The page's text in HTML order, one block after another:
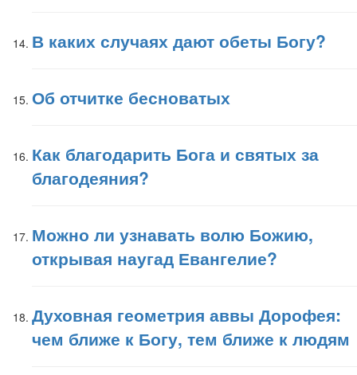
В каких случаях дают обеты Богу?
Об отчитке бесноватых
Как благодарить Бога и святых за
благодеяния?
Можно ли узнавать волю Божию,
открывая наугад Евангелие?
Духовная геометрия аввы Дорофея:
чем ближе к Богу, тем ближе к людям